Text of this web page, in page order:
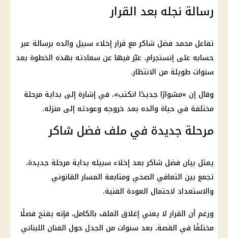
رسالة نجله بعد القرار
تفاعل محمد فضل شاكر مع قرار إخلاء سبيل والده برسالة عبر
حسابه على إنستجرام، عبّر فيها عن سعادته بهذه الخطوة بعد
سنوات طويلة من الانتظار.
وقال إن «مشوارًا جديدًا انكتب»، في إشارة إلى بداية مرحلة
مختلفة في حياة والده بعد خروجه وعودته إلى منزله.
مرحلة جديدة في ملف فضل شاكر
يمثل بيان فضل شاكر بعد إخلاء سبيله بداية مرحلة جديدة،
تجمع بين التعافي الصحي ومتابعة المسار القانوني
والاستعداد لاحتمال العودة الفنية.
ورغم أن القرار لا يعني إغلاق الملف بالكامل، فإنه يفتح فصلًا
مختلفًا في القصة، بعد سنوات من الجدل حول الفنان اللبناني